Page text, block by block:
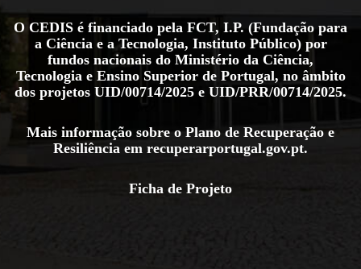
O CEDIS é financiado pela FCT, I.P. (Fundação para
a Ciência e a Tecnologia, Instituto Público) por
fundos nacionais do Ministério da Ciência,
Tecnologia e Ensino Superior de Portugal, no âmbito
dos projetos UID/00714/2025 e UID/PRR/00714/2025.
Mais informação sobre o Plano de Recuperação e
Resiliência em recuperarportugal.gov.pt.
Ficha de Projeto